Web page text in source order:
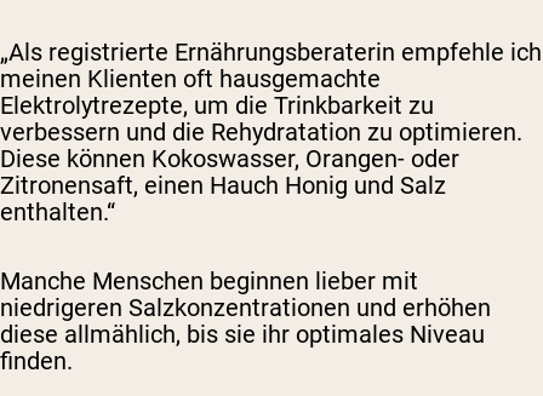
„Als registrierte Ernährungsberaterin empfehle ich
meinen Klienten oft hausgemachte
Elektrolytrezepte, um die Trinkbarkeit zu
verbessern und die Rehydratation zu optimieren.
Diese können Kokoswasser, Orangen- oder
Zitronensaft, einen Hauch Honig und Salz
enthalten.“
Manche Menschen beginnen lieber mit
niedrigeren Salzkonzentrationen und erhöhen
diese allmählich, bis sie ihr optimales Niveau
finden.